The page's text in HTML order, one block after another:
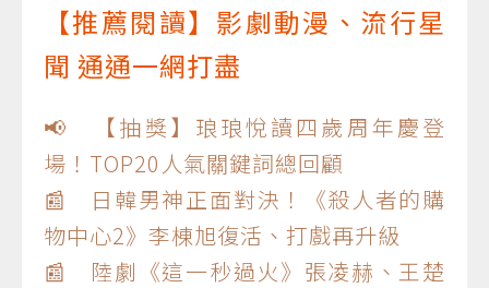
【推薦閱讀】影劇動漫、流行星
聞 通通一網打盡
📢 【抽獎】琅琅悅讀四歲周年慶登
場！TOP20人氣關鍵詞總回顧
📰 日韓男神正面對決！《殺人者的購
物中心2》李棟旭復活、打戲再升級
📰 陸劇《這一秒過火》張凌赫、王楚